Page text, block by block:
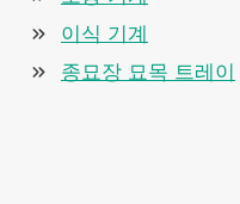
이식 기계
종묘장 묘목 트레이